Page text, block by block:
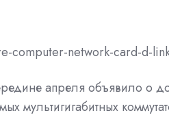
апреля объявило о
мультигигабитных